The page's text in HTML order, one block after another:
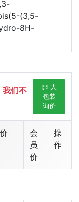
(3,5-
8H-
我们不
大
包装
询价
会
员
价
操
作